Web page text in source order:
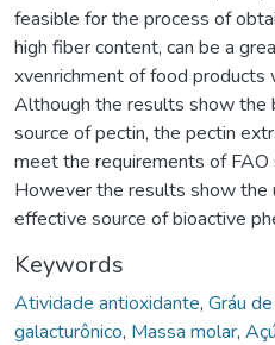
feasible for the process of
high fiber content, can be a
xvenrichment of food products
Although the results show the
source of pectin, the pectin
meet the requirements of FAO
However the results show the
effective source of bioactive
Keywords
Atividade antioxidante, Gráu
galacturônico, Massa molar,